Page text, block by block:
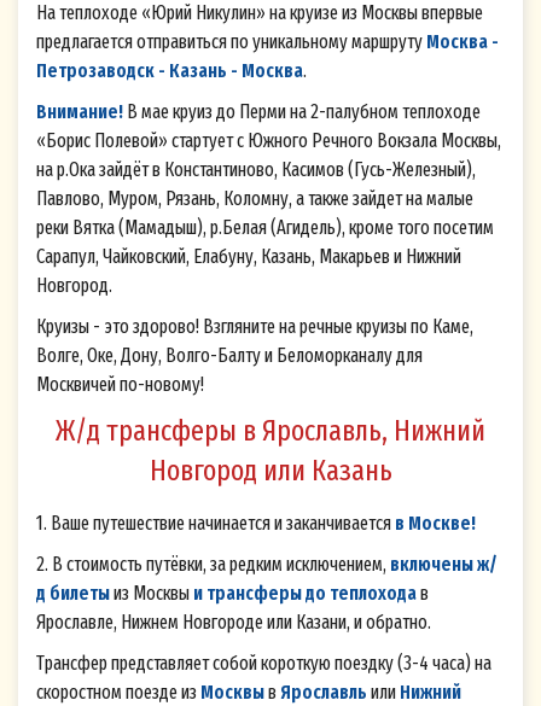
На теплоходе «Юрий Никулин» на круизе из Москвы впервые
предлагается отправиться по уникальному маршруту Москва -
Петрозаводск - Казань - Москва.
Внимание! В мае круиз до Перми на 2-палубном теплоходе
«Борис Полевой» стартует с Южного Речного Вокзала Москвы,
на р.Ока зайдёт в Константиново, Касимов (Гусь-Железный),
Павлово, Муром, Рязань, Коломну, а также зайдет на малые
реки Вятка (Мамадыш), р.Белая (Агидель), кроме того посетим
Сарапул, Чайковский, Елабуну, Казань, Макарьев и Нижний
Новгород.
Круизы - это здорово! Взгляните на речные круизы по Каме,
Волге, Оке, Дону, Волго-Балту и Беломорканалу для
Москвичей по-новому!
Ж/д трансферы в Ярославль, Нижний
Новгород или Казань
1. Ваше путешествие начинается и заканчивается в Москве!
2. В стоимость путёвки, за редким исключением, включены ж/
д билетыиз Москвы и трансферы до теплоходав
Ярославле, Нижнем Новгороде или Казани, и обратно.
Трансфер представляет собой короткую поездку (3-4 часа) на
скоростном поезде из Москвыв Ярославль или Нижний